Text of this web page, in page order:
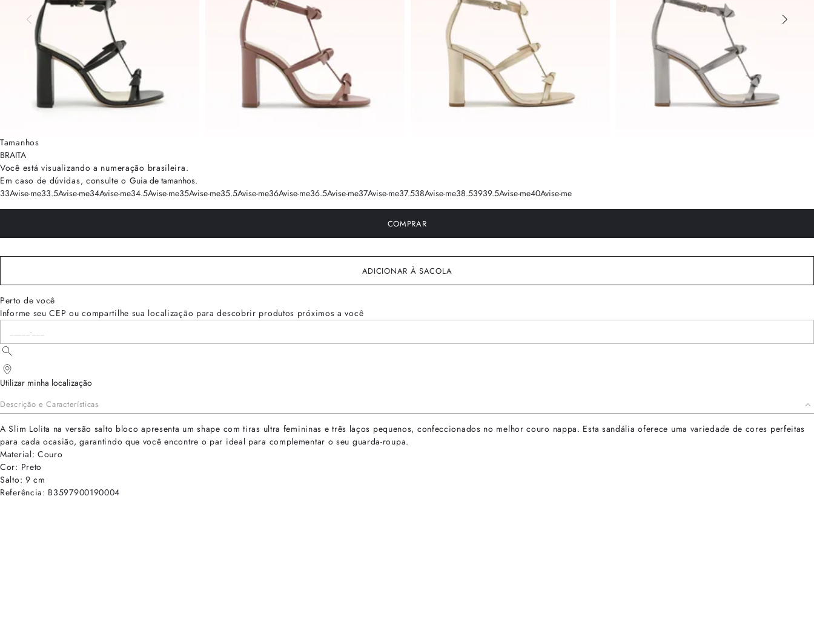
Tamanhos
BRAITA
Você está visualizando a numeração brasileira.
Em caso de dúvidas, consulte o Guia de tamanhos.
33Avise-me33.5Avise-me34Avise-me34.5Avise-me35Avise-me35.5Avise-me36Avise-me36.5Avise-me37Avise-me37.538Avise-me38.53939.5Avise-me40Avise-me
COMPRAR
ADICIONAR À SACOLA
Perto de você
Informe seu CEP ou compartilhe sua localização para descobrir produtos próximos a você
Utilizar minha localização
Descrição e Características
A Slim Lolita na versão salto bloco apresenta um shape com tiras ultra femininas e três laços pequenos, confeccionados no melhor couro nappa. Esta sandália oferece uma variedade de cores perfeitas
para cada ocasião, garantindo que você encontre o par ideal para complementar o seu guarda-roupa.
Material: Couro
Cor: Preto
Salto: 9 cm
Referência: B3597900190004